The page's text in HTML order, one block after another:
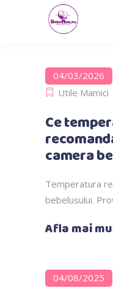
04/03/2026
Utile Mamici
Ce
camera
Temperatura
bebelusului.
Afla mai
04/08/2025